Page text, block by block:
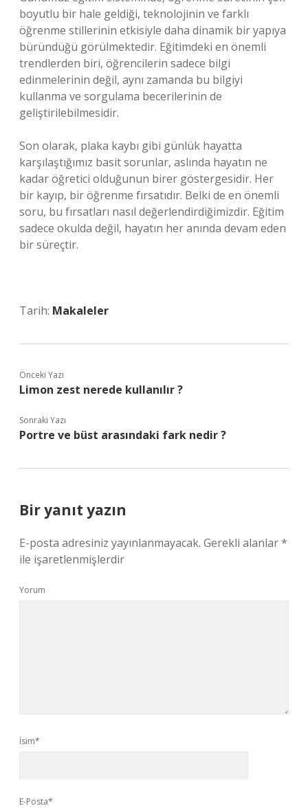
boyutlu bir hale geldiği, teknolojinin ve farklı
öğrenme stillerinin etkisiyle daha dinamik bir yapıya
büründüğü görülmektedir. Eğitimdeki en önemli
trendlerden biri, öğrencilerin sadece bilgi
edinmelerinin değil, aynı zamanda bu bilgiyi
kullanma ve sorgulama becerilerinin de
geliştirilebilmesidir.
Son olarak, plaka kaybı gibi günlük hayatta
karşılaştığımız basit sorunlar, aslında hayatın ne
kadar öğretici olduğunun birer göstergesidir. Her
bir kayıp, bir öğrenme fırsatıdır. Belki de en önemli
soru, bu fırsatları nasıl değerlendirdiğimizdir. Eğitim
sadece okulda değil, hayatın her anında devam eden
bir süreçtir.
Tarih: Makaleler
Önceki Yazı
Limon zest nerede kullanılır ?
Sonraki Yazı
Portre ve büst arasındaki fark nedir ?
Bir yanıt yazın
E-posta adresiniz yayınlanmayacak. Gerekli alanlar*
ile işaretlenmişlerdir
Yorum
İsim*
E-Posta*